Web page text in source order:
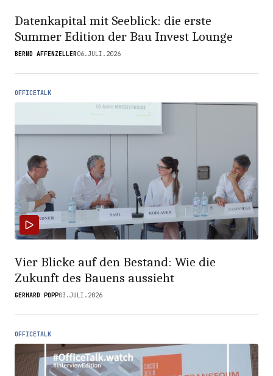
Datenkapital mit Seeblick: die erste
Summer Edition der Bau Invest Lounge
BERND AFFENZELLER06.JULI.2026
OFFICETALK
Vier Blicke auf den Bestand: Wie die
Zukunft des Bauens aussieht
GERHARD POPP03.JULI.2026
OFFICETALK